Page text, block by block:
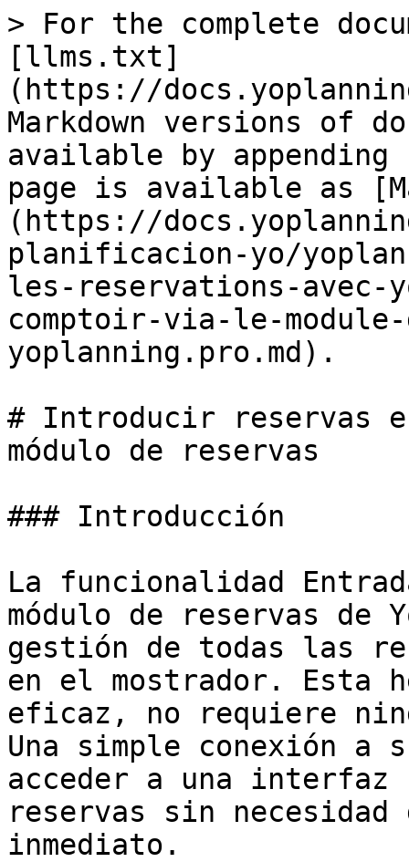
> For the complete
[llms.txt]
(https://
Markdown versions of
available by
page is available as
(https://
planificacion-yo/
les-reservations-avec-
comptoir-via-le-
yoplanning.pro.md).
# Introducir reservas
módulo de reservas
### Introducción
La funcionalidad
módulo de reservas
gestión de todas las
en el mostrador. Esta
eficaz, no requiere
Una simple conexión a
acceder a una
reservas sin necesidad
inmediato.